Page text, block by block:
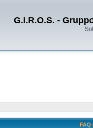
G.I.R.O.S. -
FAQ